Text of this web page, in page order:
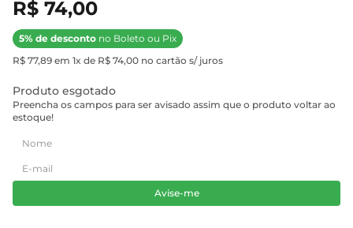
R$ 74,00
5% de desconto no Boleto ou Pix
R$ 77,89 em 1x de R$ 74,00 no cartão s/ juros
Produto esgotado
Preencha os campos para ser avisado assim que o produto voltar ao
estoque!
Avise-me